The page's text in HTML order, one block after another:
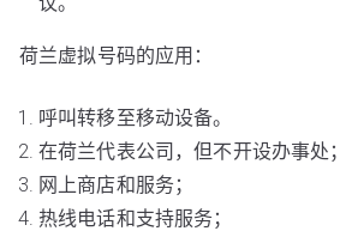
荷兰虚拟号码的应用：
呼叫转移至移动设备。
在荷兰代表公司，但不开设办事处；
网上商店和服务；
热线电话和支持服务；